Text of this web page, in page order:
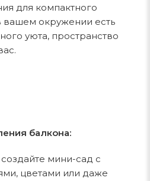
для компактного
вашем окружении есть
уюта, пространство
балкона:
создайте мини-сад с
цветами или даже